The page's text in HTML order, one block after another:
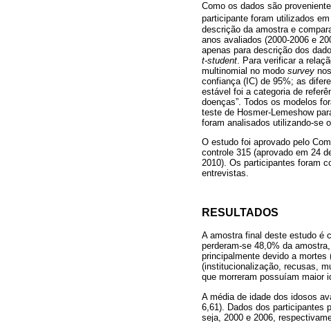
Como os dados são
participante foram utilizados
descrição da amostra e
anos avaliados (2000-2006 e
apenas para descrição dos
t-student . Para verificar a
multinomial no modo survey
confiança (IC) de 95%; as
estável foi a categoria de
doenças”. Todos os modelos
teste de Hosmer-Lemeshow
foram analisados utilizando-se o
O estudo foi aprovado pelo
controle 315 (aprovado em 24
2010). Os participantes foram
entrevistas.
RESULTADOS
A amostra final deste estudo é
perderam-se 48,0% da
principalmente devido a
(institucionalização, recusas,
que morreram possuíam maior
A média de idade dos idosos
6,61). Dados dos participantes
seja, 2000 e 2006,